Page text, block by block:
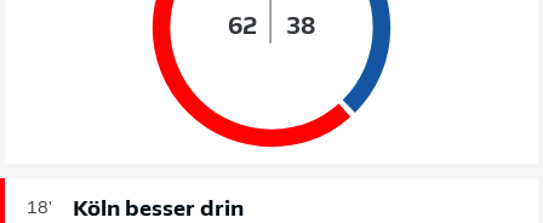
62 38
18' Köln besser drin